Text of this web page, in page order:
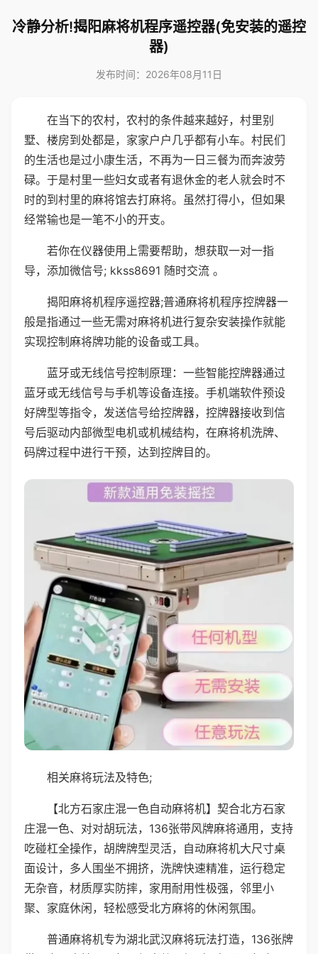
冷静分析!揭阳麻将机程序遥控器(免安装的遥控
器)
发布时间：2026年08月11日
在当下的农村，农村的条件越来越好，村里别
墅、楼房到处都是，家家户户几乎都有小车。村民们
的生活也是过小康生活，不再为一日三餐为而奔波劳
碌。于是村里一些妇女或者有退休金的老人就会时不
时的到村里的麻将馆去打麻将。虽然打得小，但如果
经常输也是一笔不小的开支。
若你在仪器使用上需要帮助，想获取一对一指
导，添加微信号; kkss8691 随时交流 。
揭阳麻将机程序遥控器;普通麻将机程序控牌器一
般是指通过一些无需对麻将机进行复杂安装操作就能
实现控制麻将牌功能的设备或工具。
蓝牙或无线信号控制原理：一些智能控牌器通过
蓝牙或无线信号与手机等设备连接。手机端软件预设
好牌型等指令，发送信号给控牌器，控牌器接收到信
号后驱动内部微型电机或机械结构，在麻将机洗牌、
码牌过程中进行干预，达到控牌目的。
相关麻将玩法及特色;
【北方石家庄混一色自动麻将机】契合北方石家
庄混一色、对对胡玩法，136张带风牌麻将通用，支持
吃碰杠全操作，胡牌牌型灵活，自动麻将机大尺寸桌
面设计，多人围坐不拥挤，洗牌快速精准，运行稳定
无杂音，材质厚实防摔，家用耐用性极强，邻里小
聚、家庭休闲，轻松感受北方麻将的休闲氛围。
普通麻将机专为湖北武汉麻将玩法打造，136张牌